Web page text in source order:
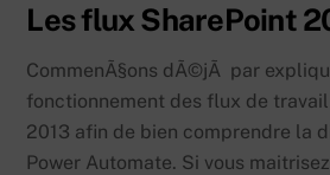
Les flux SharePoint
CommenÃ§ons dÃ©jÃ par
fonctionnement des flux de
2013 afin de bien comprendre la
Power Automate. Si vous